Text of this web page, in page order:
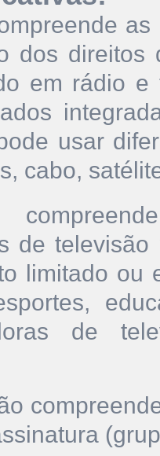
dos direitos
em rádio e
usar
cabo,
de
limitado ou
de